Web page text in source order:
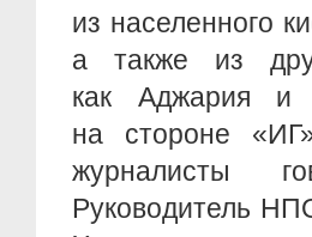
из населенного
а также из
как Аджария и
на стороне
журналисты
Руководитель